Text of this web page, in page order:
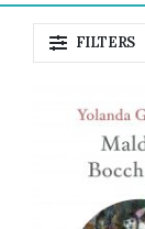
FILTERS